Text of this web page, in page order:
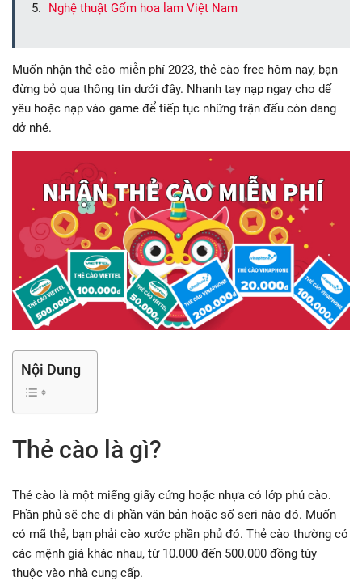
Nghệ thuật Gốm hoa lam Việt Nam
Muốn nhận thẻ cào miễn phí 2023, thẻ cào free hôm nay, bạn
đừng bỏ qua thông tin dưới đây. Nhanh tay nạp ngay cho dế
yêu hoặc nạp vào game để tiếp tục những trận đấu còn dang
dở nhé.
Nội Dung
Thẻ cào là gì?
Thẻ cào là một miếng giấy cứng hoặc nhựa có lớp phủ cào.
Phần phủ sẽ che đi phần văn bản hoặc số seri nào đó. Muốn
có mã thẻ, bạn phải cào xước phần phủ đó. Thẻ cào thường có
các mệnh giá khác nhau, từ 10.000 đến 500.000 đồng tùy
thuộc vào nhà cung cấp.